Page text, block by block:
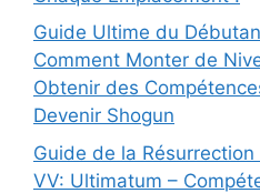
Guide Ultime du
Comment Monter de
Obtenir des
Devenir Shogun
Guide de la
VV: Ultimatum –